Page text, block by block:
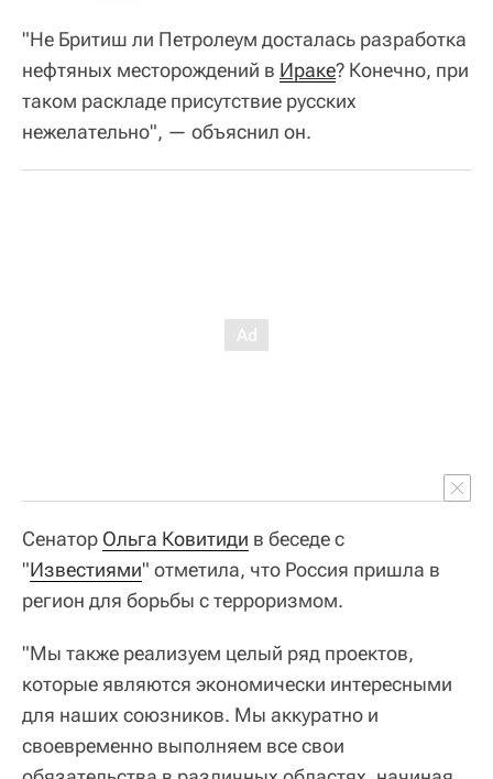
"Не Бритиш ли Петролеум досталась разработка
нефтяных месторождений в Ираке? Конечно, при
таком раскладе присутствие русских
нежелательно", — объяснил он.
Сенатор Ольга Ковитиди в беседе с
"Известиями" отметила, что Россия пришла в
регион для борьбы с терроризмом.
"Мы также реализуем целый ряд проектов,
которые являются экономически интересными
для наших союзников. Мы аккуратно и
своевременно выполняем все свои